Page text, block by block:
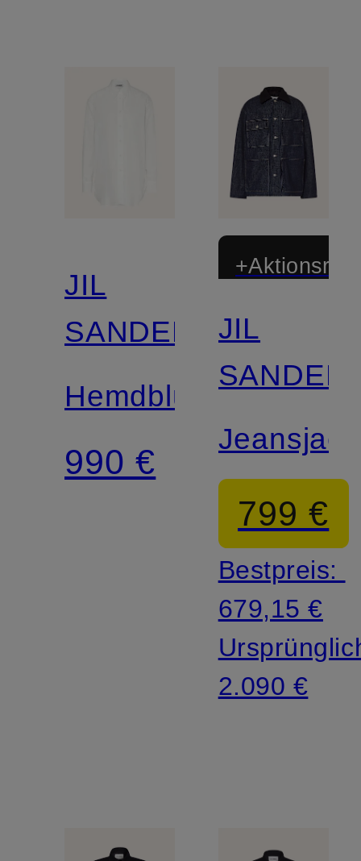
JIL
SANDER
Hemdbluse
990 €
JIL
SANDER
799 €
Bestpreis:
679,15 €
2.090 €